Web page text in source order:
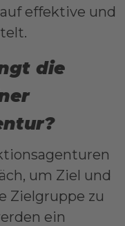
effektive und
die
um Ziel und
Zielgruppe zu
ein